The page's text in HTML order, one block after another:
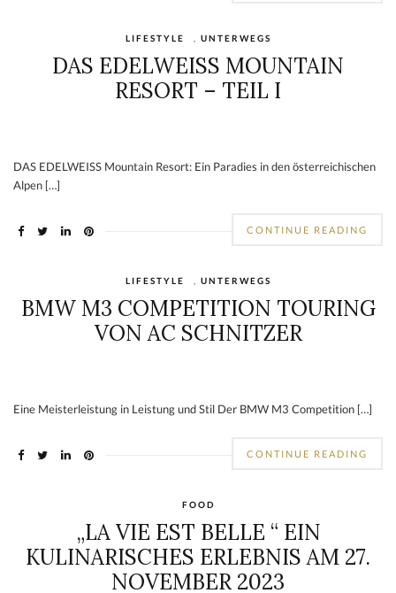
LIFESTYLE UNTERWEGS
DAS EDELWEISS MOUNTAIN
RESORT – TEIL I
DAS EDELWEISS Mountain Resort: Ein Paradies in den österreichischen
Alpen […]
CONTINUE READING
LIFESTYLE UNTERWEGS
BMW M3 COMPETITION TOURING
VON AC SCHNITZER
Eine Meisterleistung in Leistung und Stil Der BMW M3 Competition […]
CONTINUE READING
FOOD
„LA VIE EST BELLE “ EIN
KULINARISCHES ERLEBNIS AM 27.
NOVEMBER 2023